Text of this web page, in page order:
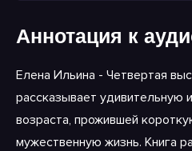
Аннотация к
Елена Ильина - Четвертая
рассказывает
возраста, прожившей
мужественную жизнь. Книга